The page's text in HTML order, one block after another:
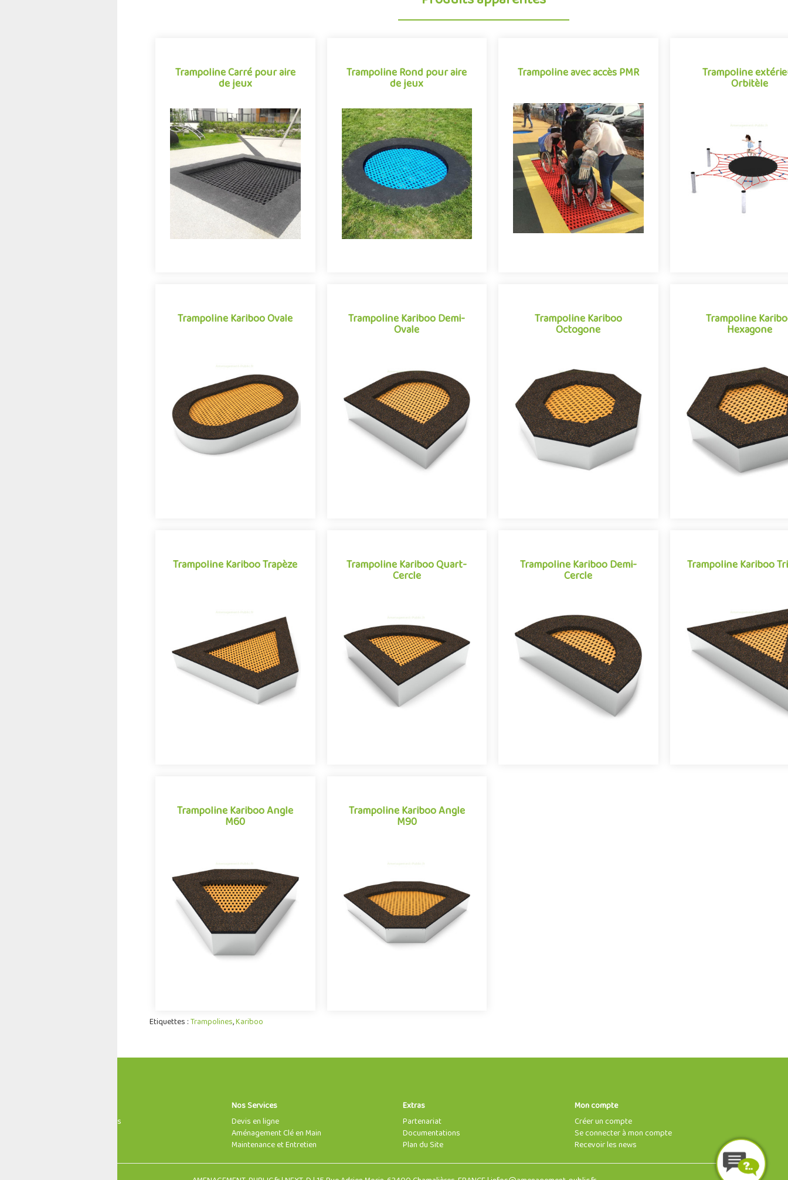
Trampoline Carré pour aire
de jeux
Trampoline Carré pour aire
de jeux
Apprécié des enfants de tout âge, le
trampoline pour aire de jeux à
enterrer, aussi appelé trampoline
InGround ou FlatGround ..
Trampoline Rond pour aire
de jeux
Trampoline Rond pour aire
de jeux
Apprécié des enfants de tout âge, le
trampoline pour aire de jeux à
enterrer, aussi appelé trampoline
InGround ou FlatGround ..
Trampoline avec accès PMR
Trampoline avec accès PMR
Modèle de trampoline à enterrer pour
aire de jeux inclusive, conçu et
développé pour faciliter son accès
aux enfants en situa..
Trampoline
Orbitèle
Orbitèle
Orbitèle est une structure
de jeu extérieur
trampoline de 2 mètres de
suspendu à 6 poteaux
Trampoline Kariboo Ovale
Trampoline Kariboo Ovale
Activité appréciée des enfants de
tous les âges, le trampoline s'impose
comme l'une des grandes tendances
des aires de jeux e..
Trampoline Kariboo Demi-
Ovale
Ovale
Activité appréciée des enfants de
tous les âges, le trampoline s'impose
comme l'une des grandes tendances
des aires de jeux e..
Trampoline Kariboo
Octogone
Octogone
Activité appréciée des enfants de
tous les âges, le trampoline s'impose
comme l'une des grandes tendances
des aires de jeux e..
Trampoline
Hexagone
Hexagone
Activité appréciée des
tous les âges, le trampoline
comme l'une des grandes
des aires de jeux e..
Trampoline Kariboo Trapèze
Trampoline Kariboo Trapèze
Activité appréciée des enfants de
tous les âges, le trampoline s'impose
comme l'une des grandes tendances
des aires de jeux e..
Trampoline Kariboo Quart-
Cercle
Cercle
Activité appréciée des enfants de
tous les âges, le trampoline s'impose
comme l'une des grandes tendances
des aires de jeux e..
Trampoline Kariboo Demi-
Cercle
Cercle
Activité appréciée des enfants de
tous les âges, le trampoline s'impose
comme l'une des grandes tendances
des aires de jeux e..
Trampoline Kariboo
Trampoline Kariboo
Activité appréciée des
tous les âges, le trampoline
comme l'une des grandes
des aires de jeux e..
Trampoline Kariboo Angle
M60
M60
Activité appréciée des enfants de
tous les âges, le trampoline s'impose
comme l'une des grandes tendances
des aires de jeux e..
Trampoline Kariboo Angle
M90
M90
Activité appréciée des enfants de
tous les âges, le trampoline s'impose
comme l'une des grandes tendances
des aires de jeux e..
Etiquettes :Trampolines,Kariboo
À propos de nous
Nos Services
Devis en ligne
Aménagement Clé en Main
Maintenance et Entretien
Extras
Partenariat
Documentations
Plan du Site
Mon compte
Créer un compte
Se connecter à mon compte
Recevoir les news